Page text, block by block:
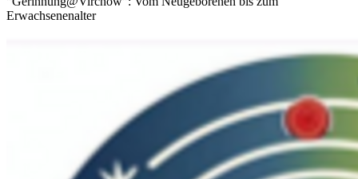
Erwachsenenalter